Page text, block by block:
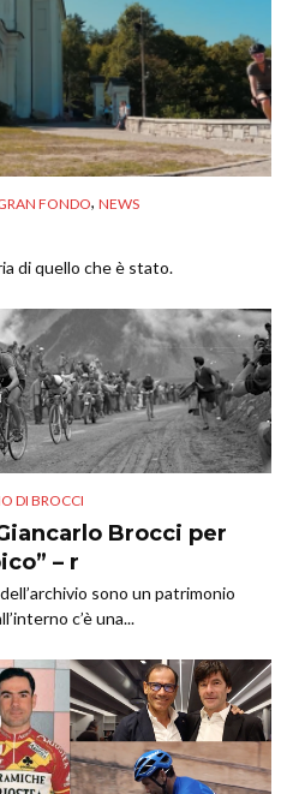
FONDO, NEWS
di quello che è stato.
DI BROCCI
Brocci per
– r
sono un patrimonio
c’è una...